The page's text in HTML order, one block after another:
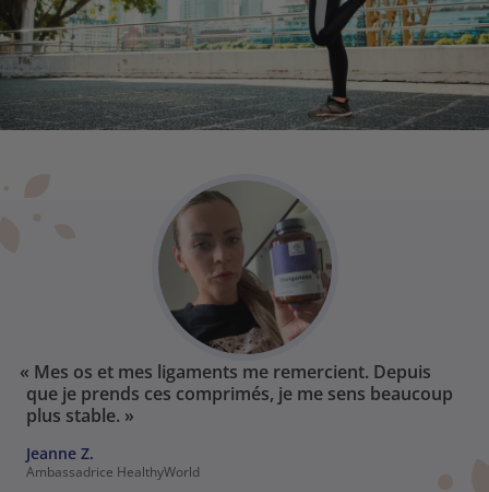
« Mes os et mes ligaments me remercient. Depuis
que je prends ces comprimés, je me sens beaucoup
plus stable. »
Jeanne Z.
Ambassadrice HealthyWorld